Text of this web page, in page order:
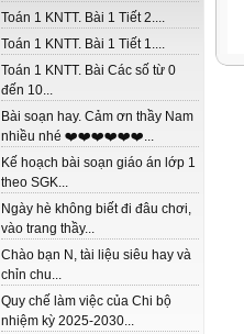
Toán 1 KNTT. Bài 1 Tiết 2....
Toán 1 KNTT. Bài 1 Tiết 1....
Toán 1 KNTT. Bài Các số từ 0
đến 10...
Bài soạn hay. Cảm ơn thầy Nam
nhiều nhé ❤️❤️❤️❤️❤️❤️...
Kế hoạch bài soạn giáo án lớp 1
theo SGK...
Ngày hè không biết đi đâu chơi,
vào trang thầy...
Chào bạn N, tài liệu siêu hay và
chỉn chu...
Quy chế làm việc của Chi bộ
nhiệm kỳ 2025-2030...